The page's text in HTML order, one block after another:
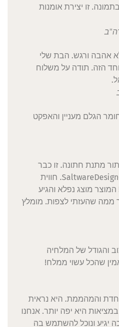
זו יצירת אומנות
אהבה ורגש. הבת שלי
הזה. תודה על משלוח
הגלם מעניין והאפקט
מתנת חתונה. זו כבר
הפעם השנייה שאני קונה ב-SaltwareDesign. חווית
המוצר מוצג נפלא והגיע
ממה שהעזתי לצפות. מומלץ
והגודל של המלחיה
שהכל עשוי ממלח!
והמהממת. היא נראית
היא יפה יותר. אנחנו
יגיע ונוכל להשתמש בה